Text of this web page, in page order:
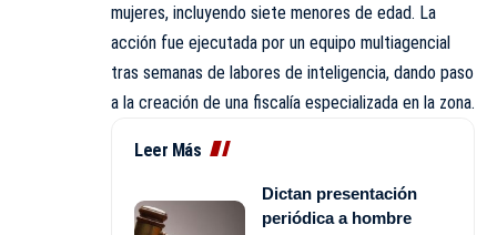
mujeres, incluyendo siete menores de edad. La
acción fue ejecutada por un equipo multiagencial
tras semanas de labores de inteligencia, dando paso
a la creación de una fiscalía especializada en la zona.
Leer Más
Dictan presentación
periódica a hombre